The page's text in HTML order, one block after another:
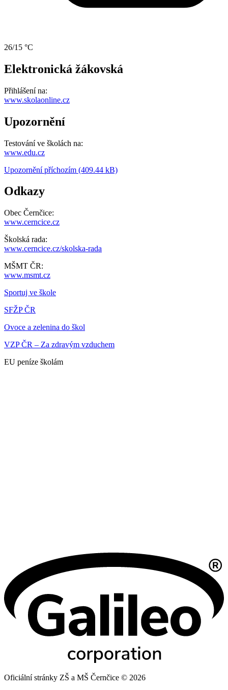
26/15 °C
Elektronická žákovská
Přihlášení na:
www.skolaonline.cz
Upozornění
Testování ve školách na:
www.edu.cz
Upozornění příchozím (409.44 kB)
Odkazy
Obec Černčice:
www.cerncice.cz
Školská rada:
www.cerncice.cz/skolska-rada
MŠMT ČR:
www.msmt.cz
Sportuj ve škole
SFŽP ČR
Ovoce a zelenina do škol
VZP ČR – Za zdravým vzduchem
EU peníze školám
Oficiální stránky ZŠ a MŠ Černčice © 2026